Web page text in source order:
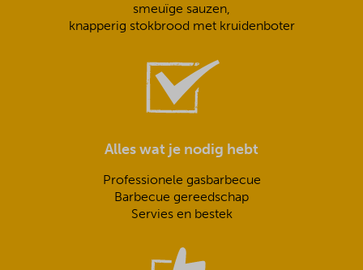
smeuïge sauzen,
knapperig stokbrood met kruidenboter
Alles wat je nodig hebt
Professionele gasbarbecue
Barbecue gereedschap
Servies en bestek